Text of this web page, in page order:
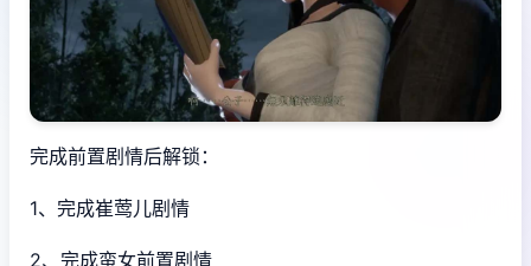
完成前置剧情后解锁：
1、完成崔莺儿剧情
2、完成蛮女前置剧情